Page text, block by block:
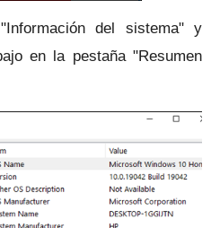
del sistema" y
en la pestaña "Resumen